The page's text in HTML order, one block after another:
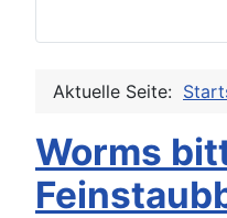
Aktuelle Seite:
Worms